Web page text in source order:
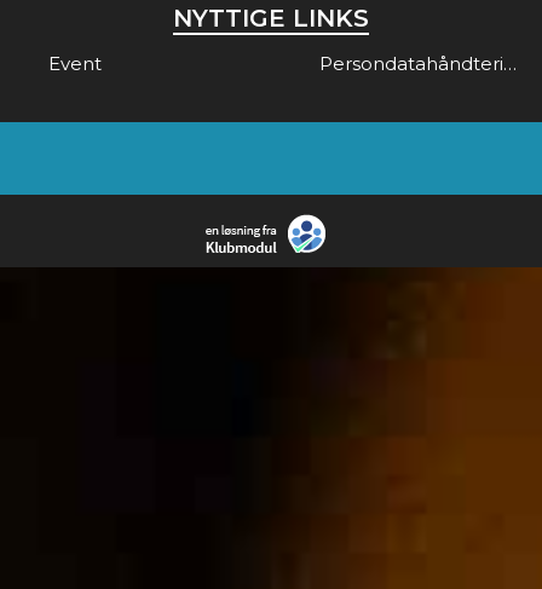
NYTTIGE LINKS
Event Persondatahåndtering & Gdpr